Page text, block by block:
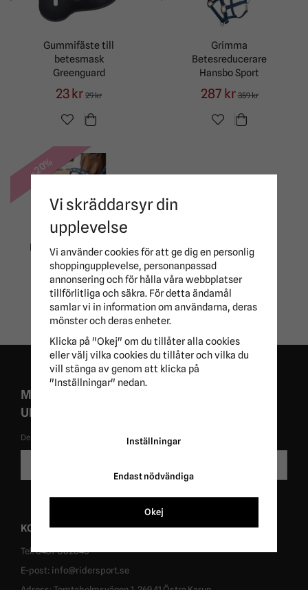
Gummifäste till
betesmask
Greenguard
23 kr 29 kr
Grimma
Betesreducerare
Hansbo Sport
287 kr 359 kr
-20%
Betes/Gräsreducerare
Horse Guard
215 kr 269 kr
MISSA ALDRIG EXKLUSIVA KAMPANJER OCH
UNIKA ERBJUDANDEN!
De uppgifter du matar in kommer endast användas till våra nyhetsbrev.
KONTAKT
Tel: 0431-302040
E-post: info@ridersport.se
Vi skräddarsyr din
upplevelse
Vi använder cookies för att ge dig en personlig
shoppingupplevelse, personanpassad
annonsering och för hålla våra webbplatser
tillförlitliga och säkra. För detta ändamål
samlar vi in information om användarna, deras
mönster och deras enheter.
Klicka på "Okej" om du tillåter alla cookies
eller välj vilka cookies du tillåter och vilka du
vill stänga av genom att klicka på
"Inställningar" nedan.
Inställningar
Endast nödvändiga
Okej